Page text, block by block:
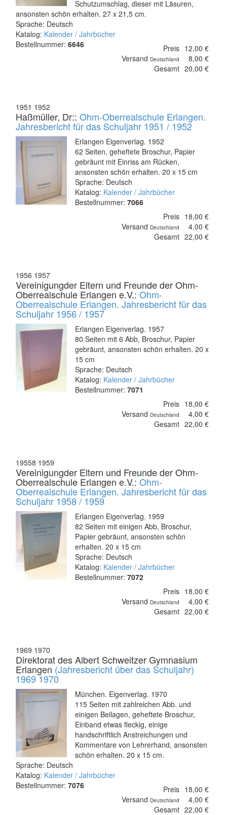
Schutzumschlag, dieser mit Läsuren,
ansonsten schön erhalten. 27 x 21,5 cm.
Sprache: Deutsch
Katalog: Kalender / Jahrbücher
Bestellnummer: 6646 Preis 12,00 €
Versand Deutschland
8,00 €
Gesamt 20,00 €
1951 1952
Haßmüller, Dr:: Ohm-Oberrealschule Erlangen.
Jahresbericht für das Schuljahr 1951 / 1952
Erlangen Eigenverlag. 1952
62 Seiten, geheftete Broschur, Papier
gebräunt mit Einriss am Rücken,
ansonsten schön erhalten. 20 x 15 cm
Sprache: Deutsch
Katalog: Kalender / Jahrbücher
Bestellnummer: 7066
Preis 18,00 €
Versand Deutschland
4,00 €
Gesamt 22,00 €
1956 1957
Vereinigungder Eltern und Freunde der Ohm-
Oberrealschule Erlangen e.V.: Ohm-
Oberrealschule Erlangen. Jahresbericht für das
Schuljahr 1956 / 1957
Erlangen Eigenverlag. 1957
80 Seiten mit 6 Abb, Broschur, Papier
gebräunt, ansonsten schön erhalten. 20 x
15 cm
Sprache: Deutsch
Katalog: Kalender / Jahrbücher
Bestellnummer: 7071
Preis 18,00 €
Versand Deutschland
4,00 €
Gesamt 22,00 €
19558 1959
Vereinigungder Eltern und Freunde der Ohm-
Oberrealschule Erlangen e.V.: Ohm-
Oberrealschule Erlangen. Jahresbericht für das
Schuljahr 1958 / 1959
Erlangen Eigenverlag. 1959
82 Seiten mit einigen Abb, Broschur,
Papier gebräunt, ansonsten schön
erhalten. 20 x 15 cm
Sprache: Deutsch
Katalog: Kalender / Jahrbücher
Bestellnummer: 7072
Preis 18,00 €
Versand Deutschland
4,00 €
Gesamt 22,00 €
1969 1970
Direktorat des Albert Schweitzer Gymnasium
Erlangen (Jahresbericht über das Schuljahr)
1969 1970
München. Eigenverlag. 1970
115 Seiten mit zahlreichen Abb. und
einigen Beilagen, geheftete Broschur,
Einband etwas fleckig, einige
handschriftlich Anstreichungen und
Kommentare von Lehrerhand, ansonsten
schön erhalten. 20 x 15 cm.
Sprache: Deutsch
Katalog: Kalender / Jahrbücher
Bestellnummer: 7076 Preis 18,00 €
Versand Deutschland
4,00 €
Gesamt 22,00 €